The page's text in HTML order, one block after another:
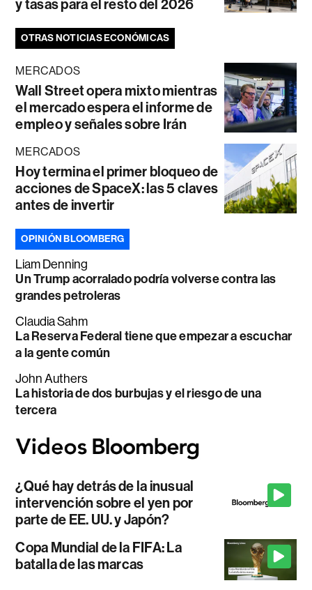
y tasas para el resto del 2026
OTRAS NOTICIAS ECONÓMICAS
MERCADOS
Wall Street opera mixto mientras
el mercado espera el informe de
empleo y señales sobre Irán
MERCADOS
Hoy termina el primer bloqueo de
acciones de SpaceX: las 5 claves
antes de invertir
OPINIÓN BLOOMBERG
Liam Denning
Un Trump acorralado podría volverse contra las
grandes petroleras
Claudia Sahm
La Reserva Federal tiene que empezar a escuchar
a la gente común
John Authers
La historia de dos burbujas y el riesgo de una
tercera
¿Qué hay detrás de la inusual
intervención sobre el yen por
parte de EE. UU. y Japón?
Copa Mundial de la FIFA: La
batalla de las marcas